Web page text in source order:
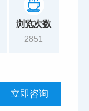
浏览次数
2851
立即咨询